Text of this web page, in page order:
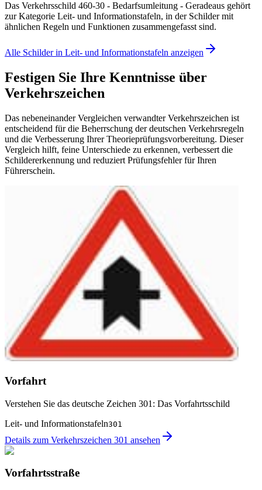
Das Verkehrsschild 460-30 - Bedarfsumleitung - Geradeaus gehört
zur Kategorie Leit- und Informationstafeln, in der Schilder mit
ähnlichen Regeln und Funktionen zusammengefasst sind.
Alle Schilder in Leit- und Informationstafeln anzeigen
Festigen Sie Ihre Kenntnisse über
Verkehrszeichen
Das nebeneinander Vergleichen verwandter Verkehrszeichen ist
entscheidend für die Beherrschung der deutschen Verkehrsregeln
und die Verbesserung Ihrer Theorieprüfungsvorbereitung. Dieser
Vergleich hilft, feine Unterschiede zu erkennen, verbessert die
Schildererkennung und reduziert Prüfungsfehler für Ihren
Führerschein.
Vorfahrt
Verstehen Sie das deutsche Zeichen 301: Das Vorfahrtsschild
Leit- und Informationstafeln301
Details zum Verkehrszeichen 301 ansehen
Vorfahrtsstraße